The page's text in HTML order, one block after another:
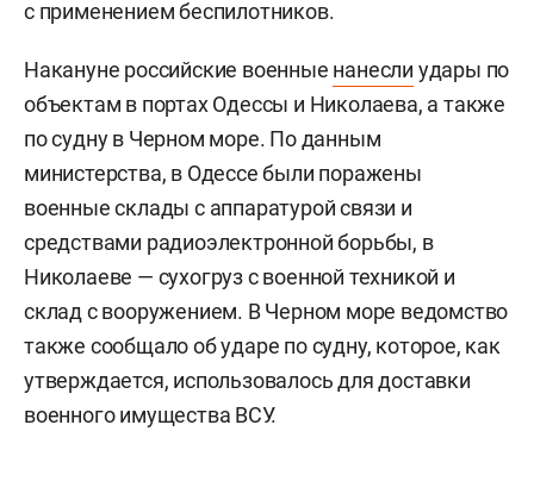
с применением беспилотников.
Накануне российские военные нанесли удары по
объектам в портах Одессы и Николаева, а также
по судну в Черном море. По данным
министерства, в Одессе были поражены
военные склады с аппаратурой связи и
средствами радиоэлектронной борьбы, в
Николаеве — сухогруз с военной техникой и
склад с вооружением. В Черном море ведомство
также сообщало об ударе по судну, которое, как
утверждается, использовалось для доставки
военного имущества ВСУ.